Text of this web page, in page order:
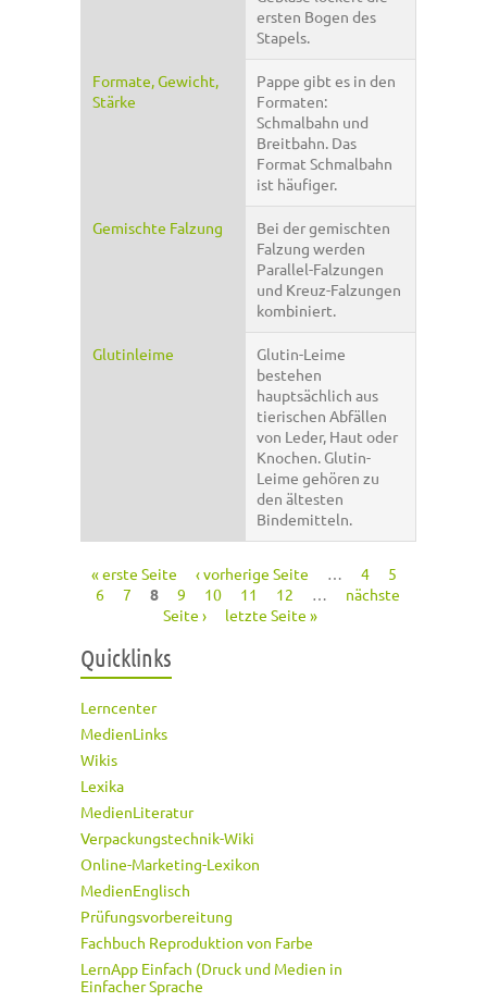
ersten Bogen des
Stapels.
Formate, Gewicht,
Stärke
Pappe gibt es in den
Formaten:
Schmalbahn und
Breitbahn. Das
Format Schmalbahn
ist häufiger.
Gemischte Falzung
Bei der gemischten
Falzung werden
Parallel-Falzungen
und Kreuz-Falzungen
kombiniert.
Glutinleime
Glutin-Leime
bestehen
hauptsächlich aus
tierischen Abfällen
von Leder, Haut oder
Knochen. Glutin-
Leime gehören zu
den ältesten
Bindemitteln.
Seiten
« erste Seite ‹ vorherige Seite … 4
5
6
7 8 9 10 11 12 …
nächste
Seite ›
letzte Seite »
Quicklinks
Lerncenter
MedienLinks
Wikis
Lexika
MedienLiteratur
Verpackungstechnik-Wiki
Online-Marketing-Lexikon
MedienEnglisch
Prüfungsvorbereitung
Fachbuch Reproduktion von Farbe
LernApp Einfach (Druck und Medien in
Einfacher Sprache